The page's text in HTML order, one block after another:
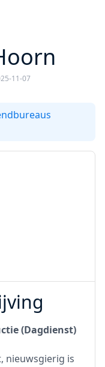
11-07
(Dagdienst)
nieuwsgierig is